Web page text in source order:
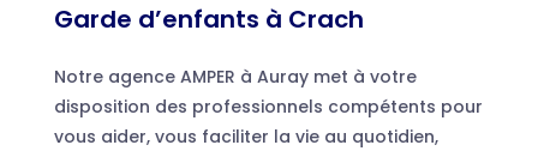
Garde d’enfants à Crach
Notre agence AMPER à Auray met à votre
disposition des professionnels compétents pour
vous aider, vous faciliter la vie au quotidien,